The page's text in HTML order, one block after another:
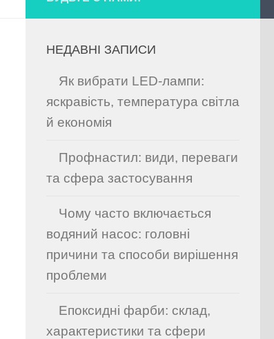
НЕДАВНІ ЗАПИСИ
Як вибрати LED-лампи:
яскравість, температура світла
й економія
Профнастил: види, переваги
та сфера застосування
Чому часто включається
водяний насос: головні
причини та способи вирішення
проблеми
Епоксидні фарби: склад,
характеристики та сфери